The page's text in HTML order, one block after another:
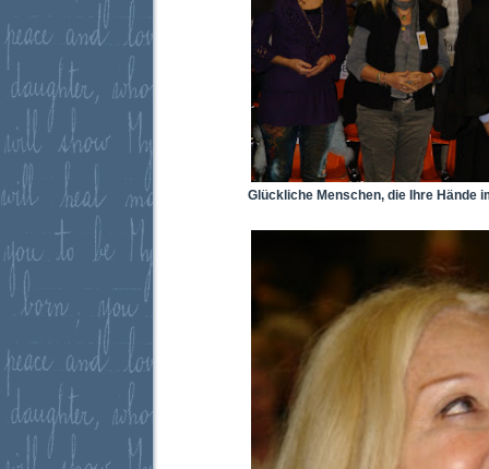
Glückliche Menschen, die Ihre Hände